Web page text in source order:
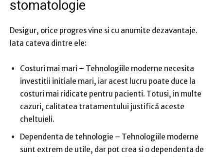
stomatologie
Desigur, orice progres vine si cu anumite dezavantaje.
Iata cateva dintre ele:
Costuri mai mari – Tehnologiile moderne necesita
investitii initiale mari, iar acest lucru poate duce la
costuri mai ridicate pentru pacienti. Totusi, in multe
cazuri, calitatea tratamentului justifică aceste
cheltuieli.
Dependenta de tehnologie – Tehnologiile moderne
sunt extrem de utile, dar pot crea si o dependenta de